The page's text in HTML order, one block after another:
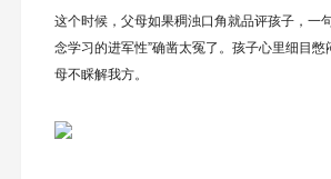
这个时候，父母如果稠浊口角就品评孩子，一
念学习的进军性”确凿太冤了。孩子心里细目憋
母不睬解我方。